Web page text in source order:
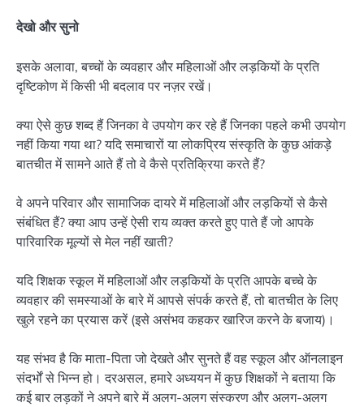
देखो और सुनो
इसके अलावा, बच्चों के व्यवहार और महिलाओं और लड़कियों के प्रति
दृष्टिकोण में किसी भी बदलाव पर नज़र रखें।
क्या ऐसे कुछ शब्द हैं जिनका वे उपयोग कर रहे हैं जिनका पहले कभी उपयोग
नहीं किया गया था? यदि समाचारों या लोकप्रिय संस्कृति के कुछ आंकड़े
बातचीत में सामने आते हैं तो वे कैसे प्रतिक्रिया करते हैं?
वे अपने परिवार और सामाजिक दायरे में महिलाओं और लड़कियों से कैसे
संबंधित हैं? क्या आप उन्हें ऐसी राय व्यक्त करते हुए पाते हैं जो आपके
पारिवारिक मूल्यों से मेल नहीं खाती?
यदि शिक्षक स्कूल में महिलाओं और लड़कियों के प्रति आपके बच्चे के
व्यवहार की समस्याओं के बारे में आपसे संपर्क करते हैं, तो बातचीत के लिए
खुले रहने का प्रयास करें (इसे असंभव कहकर खारिज करने के बजाय)।
यह संभव है कि माता-पिता जो देखते और सुनते हैं वह स्कूल और ऑनलाइन
संदर्भों से भिन्न हो। दरअसल, हमारे अध्ययन में कुछ शिक्षकों ने बताया कि
कई बार लड़कों ने अपने बारे में अलग-अलग संस्करण और अलग-अलग